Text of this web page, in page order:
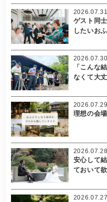
ゲスト同
したいお
2026.07.31
「こんな
なくて大
2026.07.30
理想の会
2026.07.29
安心して
ておいて
2026.07.28
2026.07.27